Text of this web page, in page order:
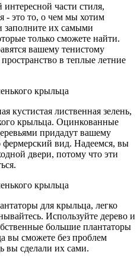
части стиля,
- это то, о чем мы хотим
заполните их самыми
только сможете найти.
вашему тенистому
в теплые летние
кустистая лиственная зелень,
крыльца. Оцинкованные
придадут вашему
вид. Надеемся, вы
двери, потому что эти
для крыльца, легко
Используйте дерево и
большие плантаторы
вы сможете без проблем
вы сделали их сами.